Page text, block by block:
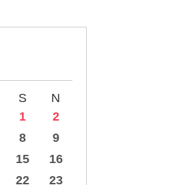
S
N
1
2
8
9
15
16
22
23